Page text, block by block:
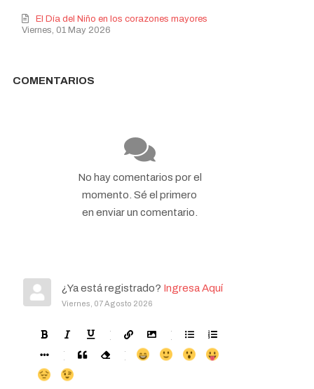
Viernes, 01 May 2026
El Día del Niño en los corazones mayores
COMENTARIOS
No hay comentarios por el
momento. Sé el primero
en enviar un comentario.
¿Ya está registrado? Ingresa Aquí
Viernes, 07 Agosto 2026
-
-
-
-
-
-
-
-
-
-
-